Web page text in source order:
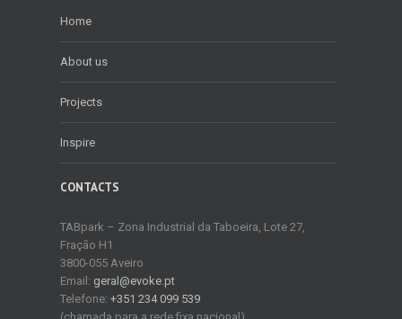
Home
About us
Projects
Inspire
CONTACTS
TABpark – Zona Industrial da Taboeira, Lote 27,
Fração H1
3800-055 Aveiro
Email: geral@evoke.pt
Telefone:+351 234 099 539